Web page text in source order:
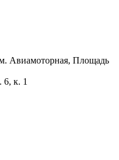
Авиамоторная, Площадь
6, к. 1